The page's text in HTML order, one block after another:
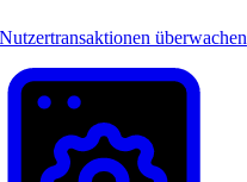
überwachen